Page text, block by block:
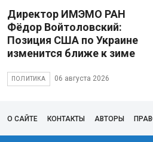
Директор ИМЭМО РАН
Фёдор Войтоловский:
Позиция США по Украине
изменится ближе к зиме
ПОЛИТИКА 06 августа 2026
О САЙТЕ КОНТАКТЫ АВТОРЫ